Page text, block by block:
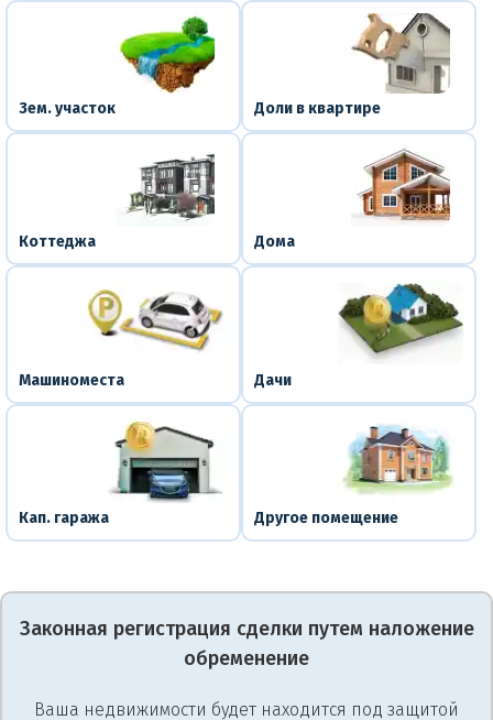
Зем. участок Доли в квартире
Коттеджа Дома
Машиноместа Дачи
Кап. гаража Другое помещение
Законная регистрация сделки путем наложение
обременение
Ваша недвижимости будет находится под защитой